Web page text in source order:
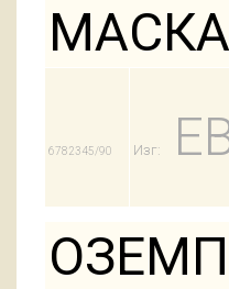
6782345/90 Изг: